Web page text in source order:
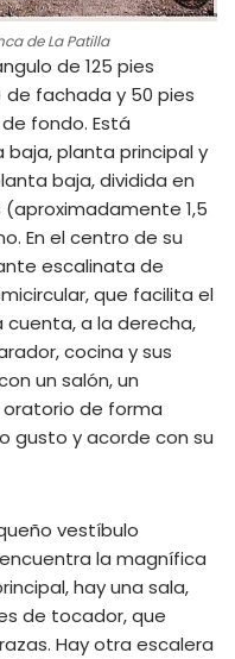
de La Patilla
de 125 pies
fachada y 50 pies
fondo. Está
planta principal y
baja, dividida en
1,5
En el centro de su
escalinata de
que facilita el
a la derecha,
cocina y sus
un salón, un
oratorio de forma
gusto y acorde con su
vestíbulo
la magnífica
hay una sala,
de tocador, que
Hay otra escalera